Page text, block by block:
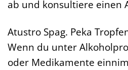
ab und konsultiere einen
Atustro Spag. Peka
Wenn du unter
oder Medikamente